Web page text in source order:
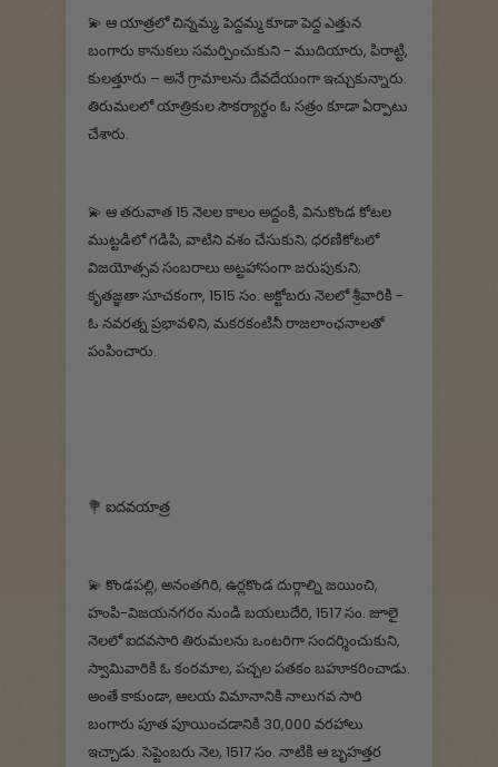
💫 ఆ యాత్రలో చిన్నమ్మ, పెద్దమ్మ కూడా పెద్ద ఎత్తున
బంగారు కానుకలు సమర్పించుకుని - ముదియారు, పిరాట్టి,
కులత్తూరు – అనే గ్రామాలను దేవదేయంగా ఇచ్చుకున్నారు.
తిరుమలలో యాత్రికుల సౌకర్యార్థం ఓ సత్రం కూడా ఏర్పాటు
చేశారు.
💫 ఆ తరువాత 15 నెలల కాలం అద్దంకి, వినుకొండ కోటల
ముట్టడిలో గడిపి, వాటిని వశం చేసుకుని; ధరణికోటలో
విజయోత్సవ సంబరాలు అట్టహాసంగా జరుపుకుని;
కృతజ్ఞతా సూచకంగా, 1515 సం. అక్టోబరు నెలలో శ్రీవారికి -
ఓ నవరత్న ప్రభావళిని, మకరకంటినీ రాజలాంఛనాలతో
పంపించారు.
💐 ఐదవయాత్ర
💫 కొండపల్లి, అనంతగిరి, ఉర్లకొండ దుర్గాల్ని జయించి,
హంపి-విజయనగరం నుండి బయలుదేరి, 1517 సం. జూలై
నెలలో ఐదవసారి తిరుమలను ఒంటరిగా సందర్శించుకుని,
స్వామివారికి ఓ కంఠమాల, పచ్చల పతకం బహూకరించాడు.
అంతే కాకుండా, ఆలయ విమానానికి నాలుగవ సారి
బంగారు పూత పూయించడానికి 30,000 వరహాలు
ఇచ్చాడు. సెప్టెంబరు నెల, 1517 సం. నాటికి ఆ బృహత్తర